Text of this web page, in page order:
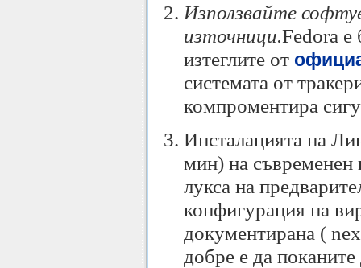
Използвайте
източници.Fedora е
изтеглите от
системата от
компроментира
Инсталацията на
мин) на
лукса на
конфигурация на
документирана (
добре е да